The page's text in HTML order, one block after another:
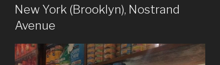
AM
New York (Brooklyn), Nostrand
Avenue